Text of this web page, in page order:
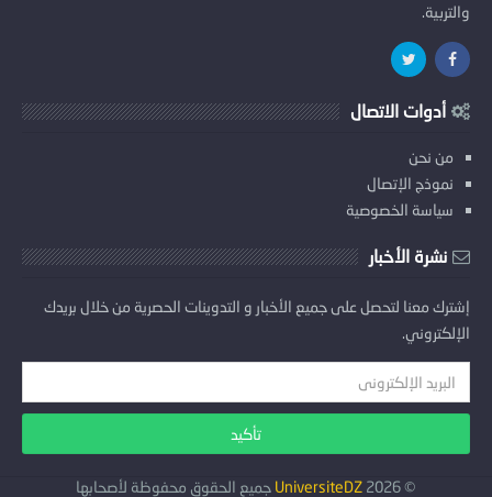
والتربية.
أدوات الاتصال
من نحن
نموذج الإتصال
سياسة الخصوصية
نشرة الأخبار
إشترك معنا لتحصل على جميع الأخبار و التدوينات الحصرية من خلال بريدك
الإلكتروني.
©
2026
UniversiteDZ جميع الحقوق محفوظة لأصحابها